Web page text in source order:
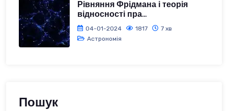
Рівняння Фрідмана і теорія
відносності пра...
04-01-2024 1817
7 хв
Астрономія
Пошук